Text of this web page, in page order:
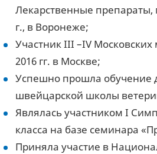
Лекарственные
г., в Воронеже;
Участник III –IV
2016 гг. в Москве;
Успешно прошла обучение
швейцарской школы
Являлась участником I
класса на базе семинара
Приняла участие в